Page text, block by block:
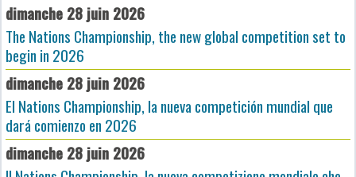
dimanche 28 juin 2026
The Nations Championship, the new global competition set to
begin in 2026
dimanche 28 juin 2026
El Nations Championship, la nueva competición mundial que
dará comienzo en 2026
dimanche 28 juin 2026